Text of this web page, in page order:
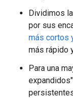
Dividimos
por sus
más cortos
más rápido
Para una